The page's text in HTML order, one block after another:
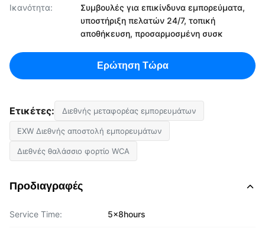
Ικανότητα:
Συμβουλές για επικίνδυνα εμπορεύματα,
υποστήριξη πελατών 24/7, τοπική
αποθήκευση, προσαρμοσμένη συσκ
Ερώτηση Τώρα
Ετικέτες: Διεθνής μεταφορέας εμπορευμάτων
EXW Διεθνής αποστολή εμπορευμάτων
Διεθνές θαλάσσιο φορτίο WCA
Προδιαγραφές
Service Time: 5x8hours